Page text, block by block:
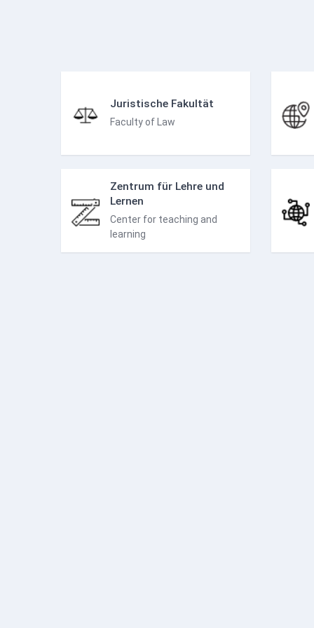
Juristische Fakultät
Faculty of Law
Zentrum für Lehre und
Lernen
Center for teaching and
learning